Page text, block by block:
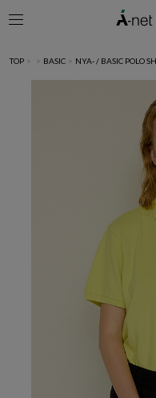
TOP > > BASIC > NYA- / BASIC POLO